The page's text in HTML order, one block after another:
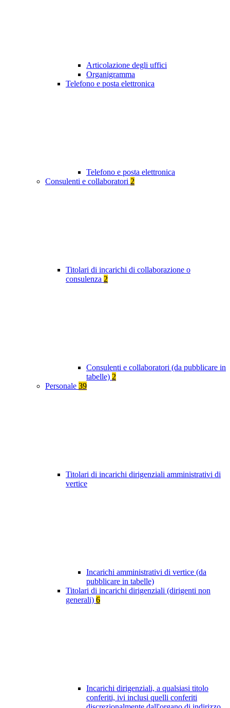
Articolazione degli uffici
Organigramma
Telefono e posta elettronica
Telefono e posta elettronica
Consulenti e collaboratori 2
Titolari di incarichi di collaborazione o
consulenza 2
Consulenti e collaboratori (da pubblicare in
tabelle) 2
Personale 39
Titolari di incarichi dirigenziali amministrativi di
vertice
Incarichi amministrativi di vertice (da
pubblicare in tabelle)
Titolari di incarichi dirigenziali (dirigenti non
generali) 6
Incarichi dirigenziali, a qualsiasi titolo
conferiti, ivi inclusi quelli conferiti